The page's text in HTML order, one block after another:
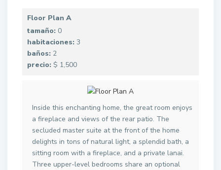
Floor Plan A
tamaño: 0
habitaciones: 3
baños: 2
precio: $ 1,500
Inside this enchanting home, the great room enjoys
a fireplace and views of the rear patio. The
secluded master suite at the front of the home
delights in tons of natural light, a splendid bath, a
sitting room with a fireplace, and a private lanai.
Three upper-level bedrooms share an optional